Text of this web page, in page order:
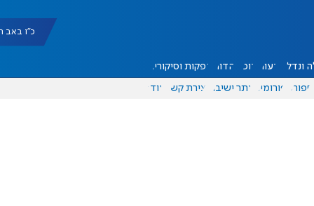
כ"ו באב
ונדל"ן דעות אוכל יהדות הפקות וסיקורים
ספורט פורומים אתר ישיבה יצירת קשר עוד